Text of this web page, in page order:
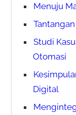
Menuju
Studi
Otomasi
Digital